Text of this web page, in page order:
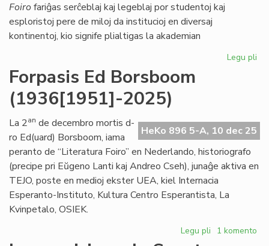
Foirofariĝas serĉeblaj kaj legeblaj por studentoj kaj
esploristoj pere de miloj da institucioj en diversaj
kontinentoj, kio signife plialtigas la akademian
Legu pli
Forpasis Ed Borsboom
(1936[1951]-2025)
HeKo 896 5-A, 10 dec 25
La 2an de decembro mortis d-
ro Ed(uard) Borsboom, iama
peranto de “Literatura Foiro” en Nederlando, historiografo
(precipe pri Eŭgeno Lanti kaj Andreo Cseh), junaĝe aktiva en
TEJO, poste en medioj ekster UEA, kiel Internacia
Esperanto-Instituto, Kultura Centro Esperantista, La
Kvinpetalo, OSIEK.
Legu pli pri1 komento